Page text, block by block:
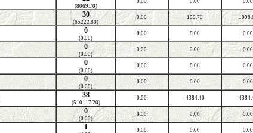
(8069.70)
30
(65222.80)
0.00 159.70
0
(0.00)
0.00 0.00 0.00
0
(0.00)
0.00 0.00 0.00
0
(0.00)
0.00 0.00 0.00
0
(0.00)
0.00 0.00 0.00
38
(510117.20)
0.00 4384.40
0
(0.00)
0.00 0.00 0.00
1 0.00 0.00 0.00